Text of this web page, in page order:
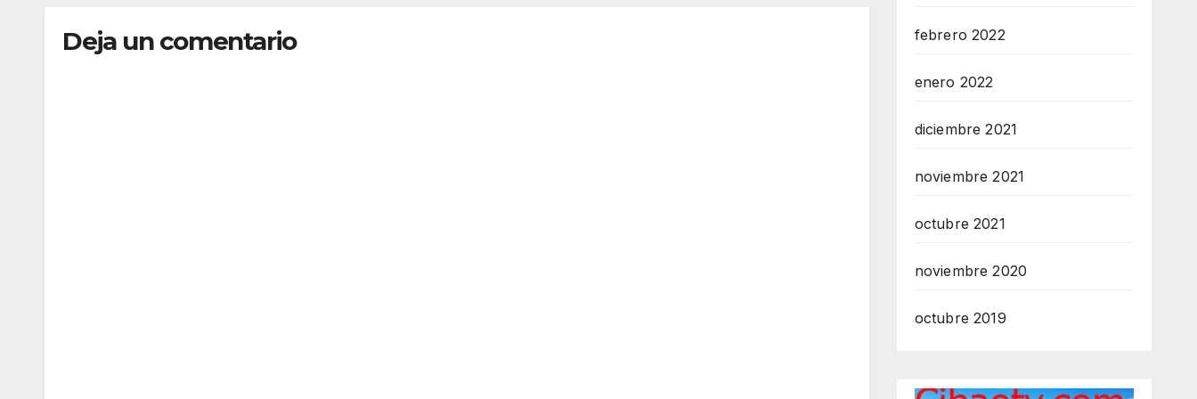
Deja un comentario febrero 2022
enero 2022
diciembre 2021
noviembre 2021
octubre 2021
noviembre 2020
octubre 2019